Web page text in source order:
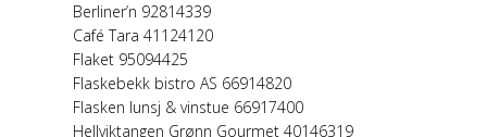
Berliner’n 92814339
Café Tara 41124120
Flaket 95094425
Flaskebekk bistro AS 66914820
Flasken lunsj & vinstue 66917400
Hellviktangen Grønn Gourmet 40146319